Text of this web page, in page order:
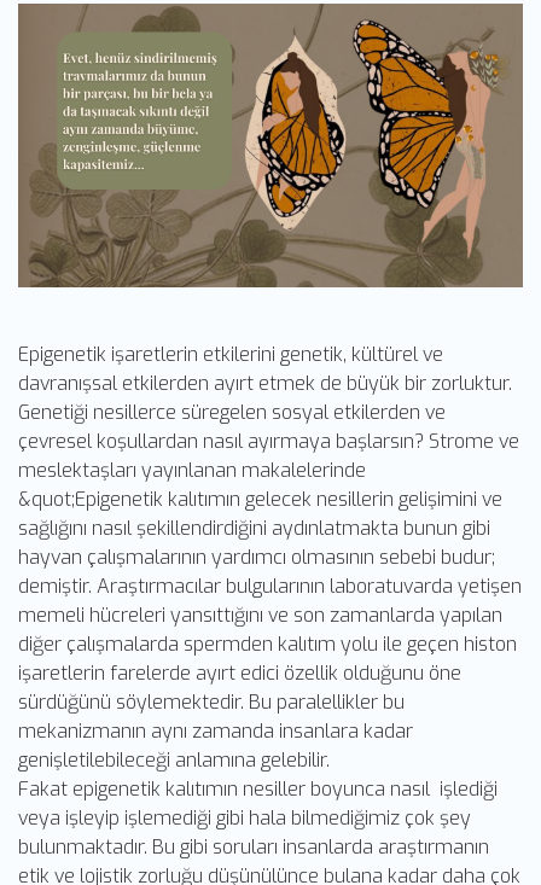
Epigenetik işaretlerin etkilerini genetik, kültürel ve
davranışsal etkilerden ayırt etmek de büyük bir zorluktur.
Genetiği nesillerce süregelen sosyal etkilerden ve
çevresel koşullardan nasıl ayırmaya başlarsın? Strome ve
meslektaşları yayınlanan makalelerinde
&quot;Epigenetik kalıtımın gelecek nesillerin gelişimini ve
sağlığını nasıl şekillendirdiğini aydınlatmakta bunun gibi
hayvan çalışmalarının yardımcı olmasının sebebi budur;
demiştir. Araştırmacılar bulgularının laboratuvarda yetişen
memeli hücreleri yansıttığını ve son zamanlarda yapılan
diğer çalışmalarda spermden kalıtım yolu ile geçen histon
işaretlerin farelerde ayırt edici özellik olduğunu öne
sürdüğünü söylemektedir. Bu paralellikler bu
mekanizmanın aynı zamanda insanlara kadar
genişletilebileceği anlamına gelebilir.
Fakat epigenetik kalıtımın nesiller boyunca nasıl işlediği
veya işleyip işlemediği gibi hala bilmediğimiz çok şey
bulunmaktadır. Bu gibi soruları insanlarda araştırmanın
etik ve lojistik zorluğu düşünülünce bulana kadar daha çok